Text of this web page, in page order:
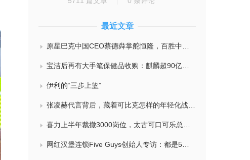
最近文章
原星巴克中国CEO蔡德粦掌舵恒隆，百胜中国完成必胜客内地所有权收购，泸溪河迎来反转，帝亚吉欧裁减岗位计划发布，秋天第一杯奶茶爆单
宝洁后再有大手笔保健品收购：麒麟超90亿拿下健美生，在华已入驻山姆和开市客等多渠道，为何超300亿资本一周内“疯抢”VMS？
伊利的“三步上篮”
张凌赫代言背后，藏着可比克怎样的年轻化战略？
喜力上半年裁撤3000岗位，太古可口可乐总裁说饮料品类增长态势良好，华润饮料下半年要打三场关键战役，帝亚吉欧新帅努力应对白酒市场影响
网红汉堡连锁Five Guys创始人专访：都是5个儿子和妻子在打理，绝不会与麦当劳正面竞争，要公司上市或卖盘的建议不时出现